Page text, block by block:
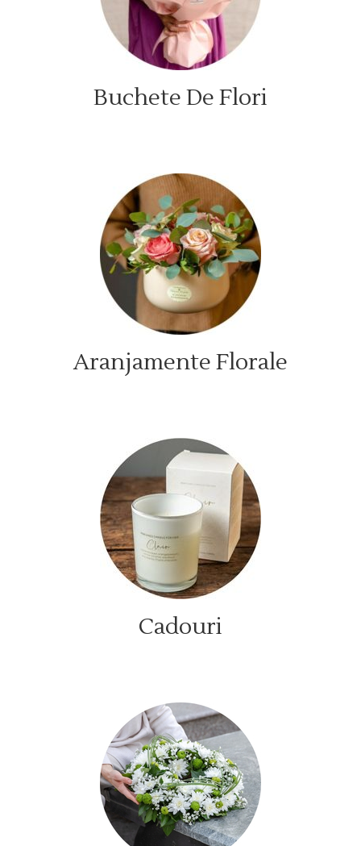
Buchete De Flori
Aranjamente Florale
Cadouri